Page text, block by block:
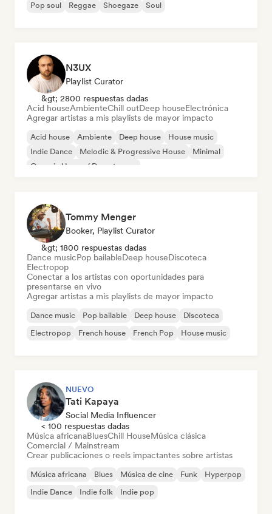
Pop soul
Reggae Shoegaze Soul
N3UX
Playlist Curator
&gt; 2800 respuestas dadas
Acid houseAmbienteChill outDeep houseElectrónica
Agregar artistas a mis playlists de mayor impacto
Acid house Ambiente Deep house
House music
Indie Dance
Melodic & Progressive House
Minimal
Organic House / Downtempo
Tommy Menger
Booker, Playlist Curator
&gt; 1800 respuestas dadas
Dance musicPop bailableDeep houseDiscoteca
Electropop
Conectar a los artistas con oportunidades para
presentarse en vivo
Agregar artistas a mis playlists de mayor impacto
Dance music Pop bailable Deep house
Discoteca
Electropop
French house French Pop House music
NUEVO
Tati Kapaya
Social Media Influencer
< 100 respuestas dadas
Música africanaBluesChill HouseMúsica clásica
Comercial / Mainstream
Crear publicaciones o reels impactantes sobre artistas
Música africana Blues Música de cine Funk
Hyperpop
Indie Dance
Indie folk Indie pop